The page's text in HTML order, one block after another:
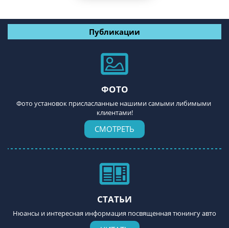
Публикации
ФОТО
Фото установок присласланные нашими самыми либимыми
клиентами!
СМОТРЕТЬ
СТАТЬИ
Нюансы и интересная информация посвященная тюнингу авто